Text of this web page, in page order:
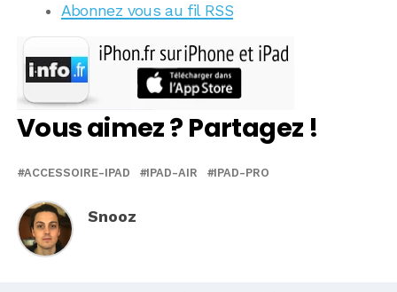
Abonnez vous au fil RSS
Vous aimez ? Partagez !
ACCESSOIRE-IPAD IPAD-AIR IPAD-PRO
Snooz